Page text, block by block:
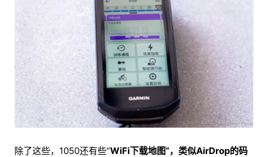
除了这些，1050还有些“WiFi下载地图”，类似AirDrop的码